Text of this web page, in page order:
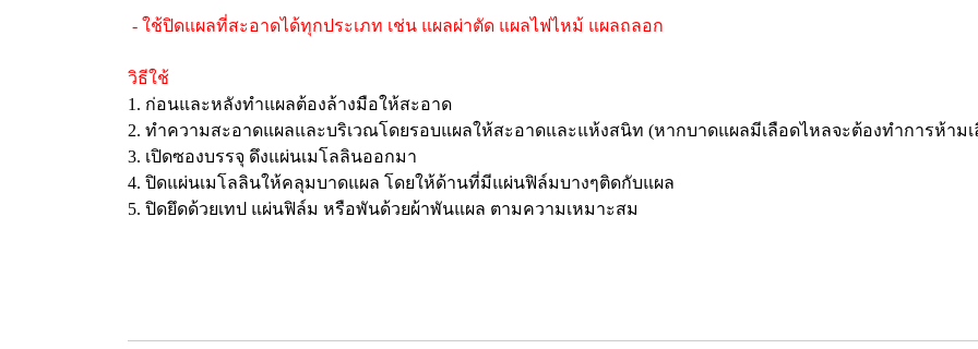
- ใช้ปิดแผลที่สะอาดได้ทุกประเภท เช่น แผลผ่าตัด แผลไฟไหม้ แผลถลอก
วิธีใช้
1. ก่อนและหลังทำแผลต้องล้างมือให้สะอาด
2. ทำความสะอาดแผลและบริเวณโดยรอบแผลให้สะอาดและแห้งสนิท (หากบาดแผลมีเลือดไหลจะต้องทำการห้าม
3. เปิดซองบรรจุ ดึงแผ่นเมโลลินออกมา
4. ปิดแผ่นเมโลลินให้คลุมบาดแผล โดยให้ด้านที่มีแผ่นฟิล์มบางๆติดกับแผล
5. ปิดยึดด้วยเทป แผ่นฟิล์ม หรือพันด้วยผ้าพันแผล ตามความเหมาะสม